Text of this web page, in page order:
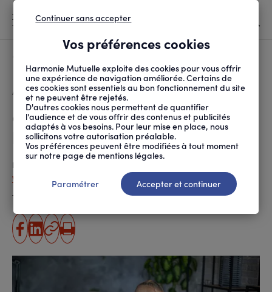
D'ARIANE
ACCUEIL SANTÉ ET SOINS MALADIES ET TRAITEMENTS CHIMIOTHÉRAPIE : QUE...
Chimiothérapie : quels effets à
long terme ?
Publié le
Violaine Chatal (ANPM-FRANCE MUTUALITÉ)
Temps de lecture estimé 4 minute(s)
partager
sur
partager
sur
Copier
l'URL
Imprimer
Vos préférences cookies
Harmonie Mutuelle exploite des cookies pour vous offrir
une expérience de navigation améliorée. Certains de
ces cookies sont essentiels au bon fonctionnement du site
et ne peuvent être rejetés.
D'autres cookies nous permettent de quantifier
l'audience et de vous offrir des contenus et publicités
adaptés à vos besoins. Pour leur mise en place, nous
sollicitons votre autorisation préalable.
Vos préférences peuvent être modifiées à tout moment
sur notre page de mentions légales.
Continuer sans accepter
Paramétrer Accepter et continuer